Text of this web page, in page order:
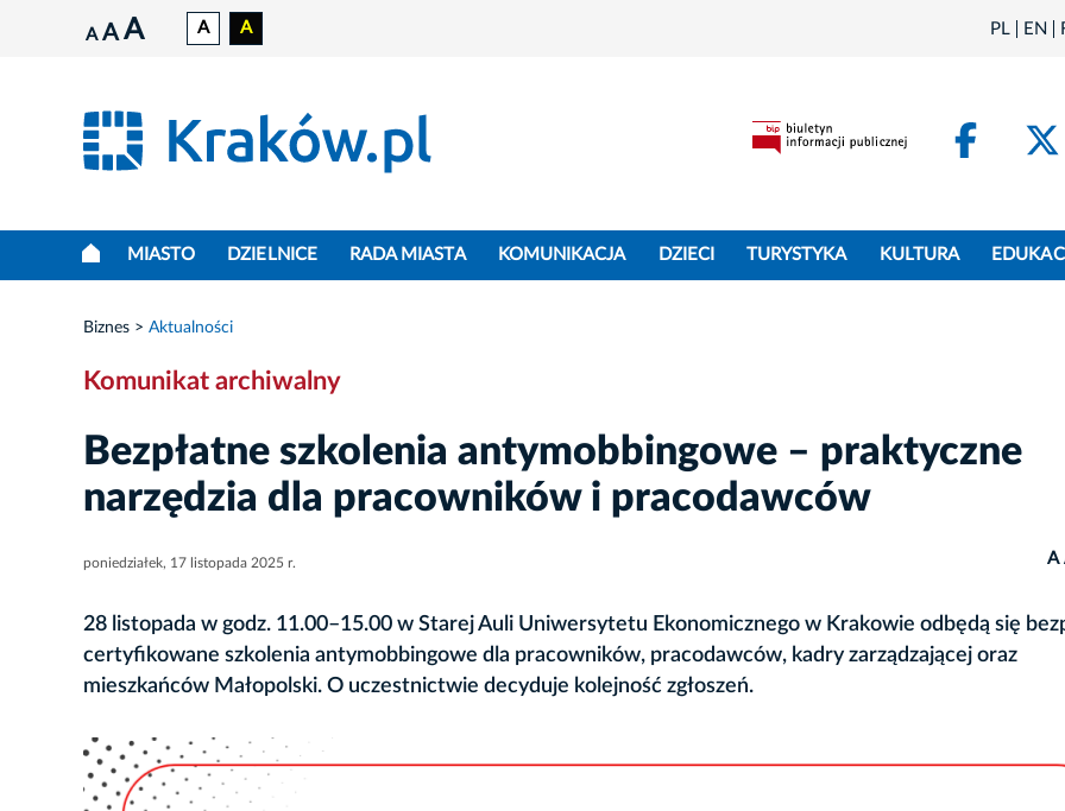
A A A A A PL EN
MIASTO DZIELNICE RADA MIASTA KOMUNIKACJA DZIECI TURYSTYKA KULTURA
Biznes Aktualności
Komunikat archiwalny
Bezpłatne szkolenia antymobbingowe – praktyczne
narzędzia dla pracowników i pracodawców
poniedziałek, 17 listopada 2025 r. A
28 listopada w godz. 11.00–15.00 w Starej Auli Uniwersytetu Ekonomicznego w Krakowie odbędą się
certyfikowane szkolenia antymobbingowe dla pracowników, pracodawców, kadry zarządzającej oraz
mieszkańców Małopolski. O uczestnictwie decyduje kolejność zgłoszeń.